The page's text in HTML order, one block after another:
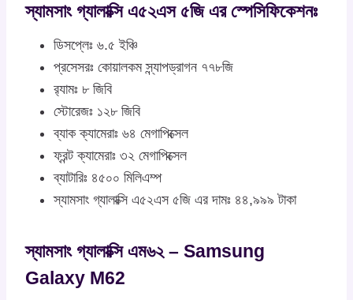
স্যামসাং গ্যালাক্সি এ৫২এস ৫জি এর স্পেসিফিকেশনঃ
ডিসপ্লেঃ ৬.৫ ইঞ্চি
প্রসেসরঃ কোয়ালকম স্ন্যাপড্রাগন ৭৭৮জি
র‍্যামঃ ৮ জিবি
স্টোরেজঃ ১২৮ জিবি
ব্যাক ক্যামেরাঃ ৬৪ মেগাপিক্সেল
ফ্রন্ট ক্যামেরাঃ ৩২ মেগাপিক্সেল
ব্যাটারিঃ ৪৫০০ মিলিএম্প
স্যামসাং গ্যালাক্সি এ৫২এস ৫জি এর দামঃ ৪৪,৯৯৯ টাকা
স্যামসাং গ্যালাক্সি এম৬২ – Samsung
Galaxy M62